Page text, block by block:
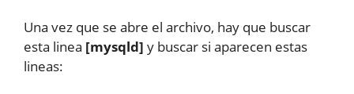
Una vez que se abre el archivo, hay que buscar
esta linea [mysqld] y buscar si aparecen estas
lineas: